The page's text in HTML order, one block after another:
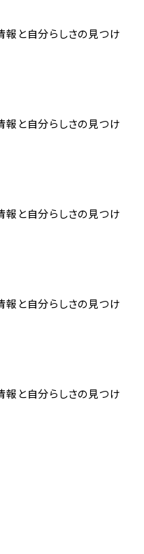
報と自分らしさの見つけ
報と自分らしさの見つけ
報と自分らしさの見つけ
報と自分らしさの見つけ
報と自分らしさの見つけ